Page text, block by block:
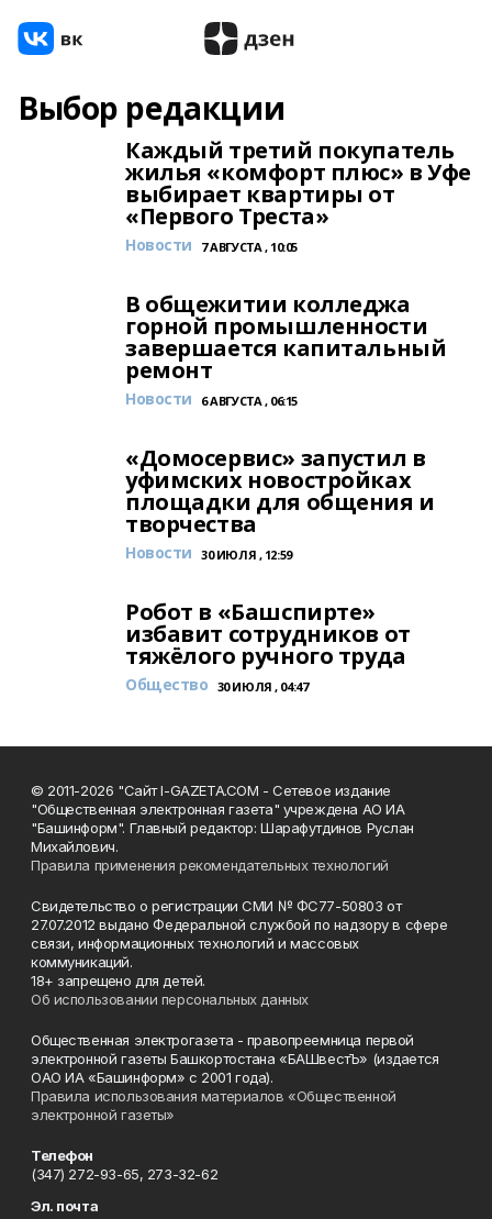
Выбор редакции
Каждый третий покупатель
жилья «комфорт плюс» в Уфе
выбирает квартиры от
«Первого Треста»
Новости 7 АВГУСТА , 10:05
В общежитии колледжа
горной промышленности
завершается капитальный
ремонт
Новости 6 АВГУСТА , 06:15
«Домосервис» запустил в
уфимских новостройках
площадки для общения и
творчества
Новости 30 ИЮЛЯ , 12:59
Робот в «Башспирте»
избавит сотрудников от
тяжёлого ручного труда
Общество 30 ИЮЛЯ , 04:47
© 2011-2026 "Сайт I-GAZETA.COM - Сетевое издание
"Общественная электронная газета" учреждена АО ИА
"Башинформ". Главный редактор: Шарафутдинов Руслан
Михайлович.
Правила применения рекомендательных технологий
Свидетельство о регистрации СМИ № ФС77-50803 от
27.07.2012 выдано Федеральной службой по надзору в сфере
связи, информационных технологий и массовых
коммуникаций.
18+ запрещено для детей.
Об использовании персональных данных
Общественная электрогазета - правопреемница первой
электронной газеты Башкортостана «БАШвестЪ» (издается
ОАО ИА «Башинформ» с 2001 года).
Правила использования материалов «Общественной
электронной газеты»
Телефон
(347) 272-93-65, 273-32-62
Эл. почта